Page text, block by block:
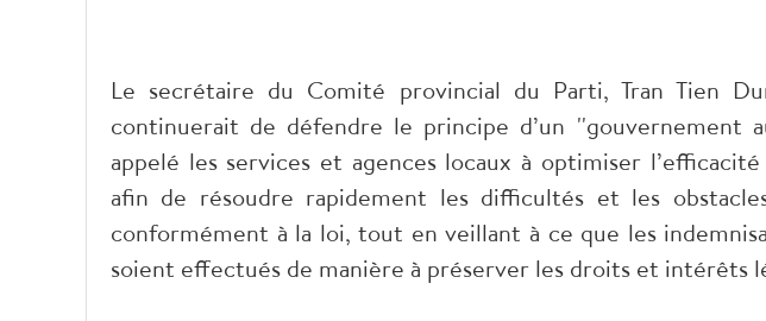
Le secrétaire du Comité provincial du Parti, Tran Tien
continuerait de défendre le principe d’un ''gouvernement
appelé les services et agences locaux à optimiser
afin de résoudre rapidement les difficultés et les
conformément à la loi, tout en veillant à ce que les
soient effectués de manière à préserver les droits et intérêts